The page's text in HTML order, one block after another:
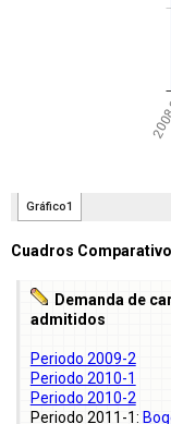
Cuadros
Demanda de
admitidos
Periodo 2009-2
Periodo 2010-1
Periodo 2010-2
Periodo 2011-1: